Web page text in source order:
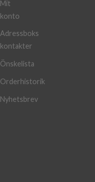
Mit
konto
Adressboks
kontakter
Önskelista
Orderhistorik
Nyhetsbrev